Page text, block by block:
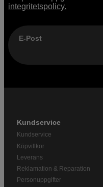
integritetspolicy.
E-Post
Kundservice
Kundservice
Köpvillkor
Leverans
Reklamation & Reparation
Personuppgifter